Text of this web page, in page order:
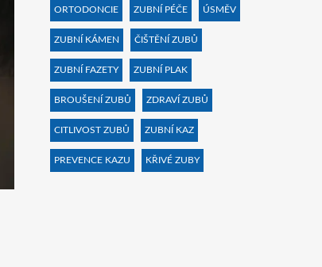
ORTODONCIE ZUBNÍ PÉČE ÚSMĚV
ZUBNÍ KÁMEN ČIŠTĚNÍ ZUBŮ
ZUBNÍ FAZETY ZUBNÍ PLAK
BROUŠENÍ ZUBŮ ZDRAVÍ ZUBŮ
CITLIVOST ZUBŮ ZUBNÍ KAZ
PREVENCE KAZU KŘIVÉ ZUBY